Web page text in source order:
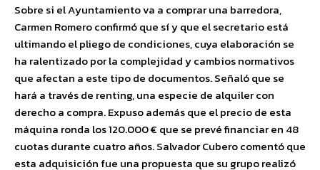
Sobre si el Ayuntamiento va a comprar una barredora,
Carmen Romero confirmó que sí y que el secretario está
ultimando el pliego de condiciones, cuya elaboración se
ha ralentizado por la complejidad y cambios normativos
que afectan a este tipo de documentos. Señaló que se
hará a través de renting, una especie de alquiler con
derecho a compra. Expuso además que el precio de esta
máquina ronda los 120.000 € que se prevé financiar en 48
cuotas durante cuatro años. Salvador Cubero comentó que
esta adquisición fue una propuesta que su grupo realizó